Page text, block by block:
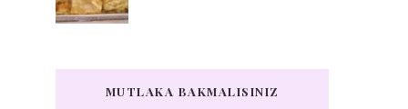
MUTLAKA BAKMALISINIZ